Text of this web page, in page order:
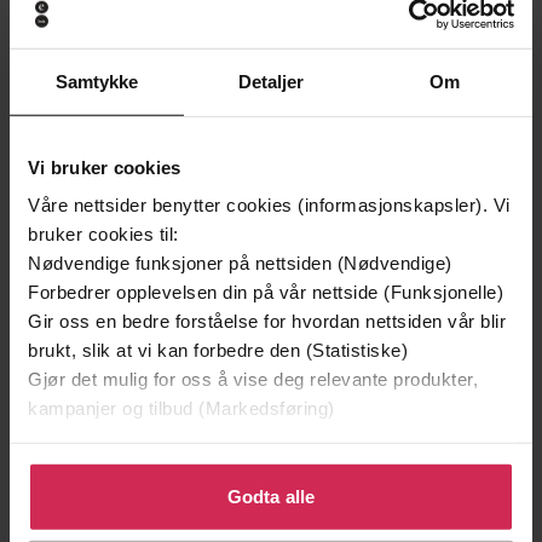
Samtykke Detaljer Om
Vi bruker cookies
Våre nettsider benytter cookies (informasjonskapsler). Vi
bruker cookies til:
Nødvendige funksjoner på nettsiden (Nødvendige)
Forbedrer opplevelsen din på vår nettside (Funksjonelle)
Gir oss en bedre forståelse for hvordan nettsiden vår blir
brukt, slik at vi kan forbedre den (Statistiske)
Gjør det mulig for oss å vise deg relevante produkter,
kampanjer og tilbud (Markedsføring)
Klikk på «Godta alle» for å gi oss ditt samtykke til å
bruke cookies for alle disse formålene. Du kan også
tilpasse ditt samtykke til spesifikke formål ved å klikke
Godta alle
299,-
Innflytteren
Tana French
Hjerteknuseren